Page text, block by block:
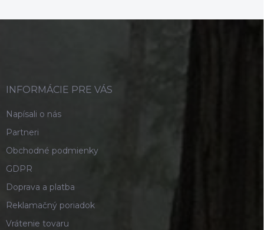
INFORMÁCIE PRE VÁS
Napísali o nás
Partneri
Obchodné podmienky
GDPR
Doprava a platba
Reklamačný poriadok
Vrátenie tovaru